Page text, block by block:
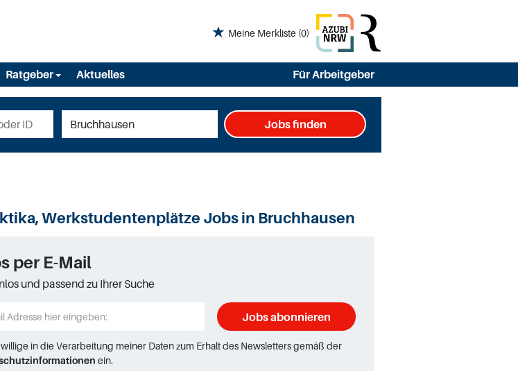
Meine Merkliste (0)
Ratgeber Aktuelles Für Arbeitgeber
Jobs finden
Werkstudentenplätze Jobs in Bruchhausen
per E-Mail
und passend zu Ihrer Suche
Jobs abonnieren
in die Verarbeitung meiner Daten zum Erhalt des Newsletters gemäß der
ein.